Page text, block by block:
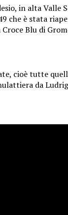
in alta Valle
che è stata
Blu di
cioè tutte
da